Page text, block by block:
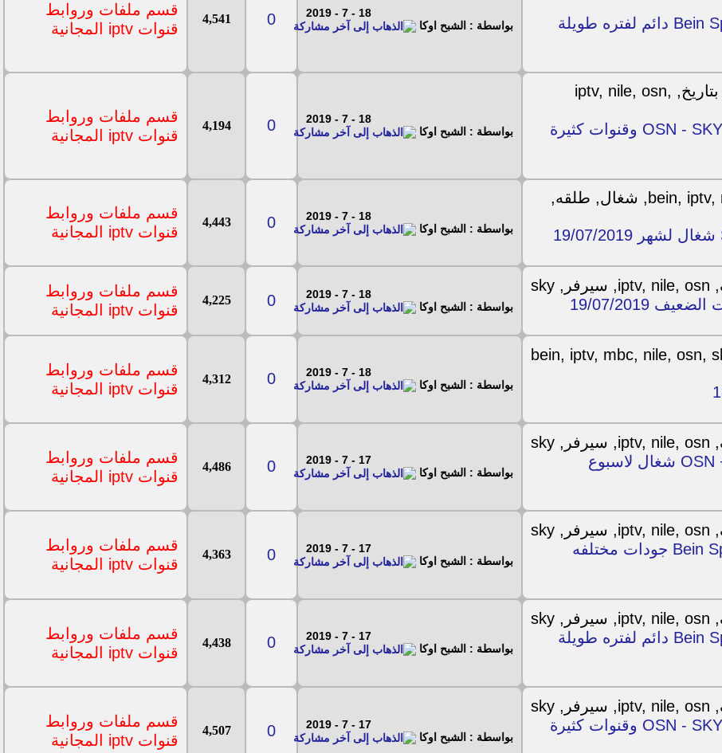
ملف IPTV ذهبى لقنوات Bein Sport , OSN , Nilesat دائم لفتره طويلة
18 - 7 - 2019
بواسطة : الشبح اوكا
0
4,541
قسم ملفات وروابط
قنوات iptv المجانية
ملفين IPTV لقنوات OSN - SKY - Primafila - Nile - beIN وقنوات كثيرة
18 - 7 - 2019
بواسطة : الشبح اوكا
0
4,194
قسم ملفات وروابط
قنوات iptv المجانية
18 - 7 - 2019
بواسطة : الشبح اوكا
0
4,443
قسم ملفات وروابط
قنوات iptv المجانية
18 - 7 - 2019
بواسطة : الشبح اوكا
0
4,225
قسم ملفات وروابط
قنوات iptv المجانية
18 - 7 - 2019
بواسطة : الشبح اوكا
0
4,312
قسم ملفات وروابط
قنوات iptv المجانية
اسرع ملف M3u لقنوات OSN + ART + Bein + Nile شغال لاسبوع
17 - 7 - 2019
بواسطة : الشبح اوكا
0
4,486
قسم ملفات وروابط
قنوات iptv المجانية
ملف iptv مدفوع لقنوات Bein Sport MAX & BeoutQ جودات مختلفه
17 - 7 - 2019
بواسطة : الشبح اوكا
0
4,363
قسم ملفات وروابط
قنوات iptv المجانية
ملف IPTV ذهبى لقنوات Bein Sport , OSN , Nilesat دائم لفتره طويلة
17 - 7 - 2019
بواسطة : الشبح اوكا
0
4,438
قسم ملفات وروابط
قنوات iptv المجانية
ملفين IPTV لقنوات OSN - SKY - Primafila - Nile - beIN وقنوات كثيرة
17 - 7 - 2019
بواسطة : الشبح اوكا
0
4,507
قسم ملفات وروابط
قنوات iptv المجانية